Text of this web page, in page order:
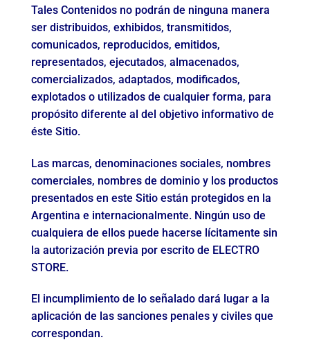
Tales Contenidos no podrán de ninguna manera
ser distribuidos, exhibidos, transmitidos,
comunicados, reproducidos, emitidos,
representados, ejecutados, almacenados,
comercializados, adaptados, modificados,
explotados o utilizados de cualquier forma, para
propósito diferente al del objetivo informativo de
éste Sitio.
Las marcas, denominaciones sociales, nombres
comerciales, nombres de dominio y los productos
presentados en este Sitio están protegidos en la
Argentina e internacionalmente. Ningún uso de
cualquiera de ellos puede hacerse lícitamente sin
la autorización previa por escrito de ELECTRO
STORE.
El incumplimiento de lo señalado dará lugar a la
aplicación de las sanciones penales y civiles que
correspondan.